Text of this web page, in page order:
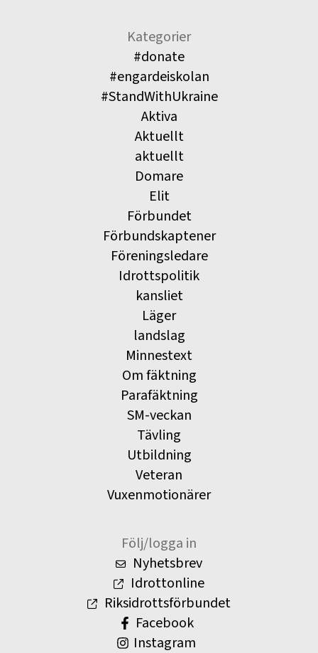
Kategorier
#donate
#engardeiskolan
#StandWithUkraine
Aktiva
Aktuellt
aktuellt
Domare
Elit
Förbundet
Förbundskaptener
Föreningsledare
Idrottspolitik
kansliet
Läger
landslag
Minnestext
Om fäktning
Parafäktning
SM-veckan
Tävling
Utbildning
Veteran
Vuxenmotionärer
Följ/logga in
Nyhetsbrev
Idrottonline
Riksidrottsförbundet
Facebook
Instagram